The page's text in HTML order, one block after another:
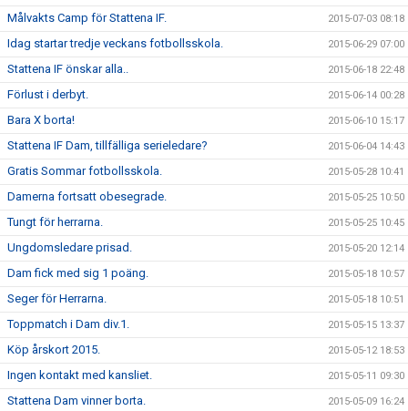
Målvakts Camp för Stattena IF. 2015-07-03 08:18
Idag startar tredje veckans fotbollsskola. 2015-06-29 07:00
Stattena IF önskar alla.. 2015-06-18 22:48
Förlust i derbyt. 2015-06-14 00:28
Bara X borta! 2015-06-10 15:17
Stattena IF Dam, tillfälliga serieledare? 2015-06-04 14:43
Gratis Sommar fotbollsskola. 2015-05-28 10:41
Damerna fortsatt obesegrade. 2015-05-25 10:50
Tungt för herrarna. 2015-05-25 10:45
Ungdomsledare prisad. 2015-05-20 12:14
Dam fick med sig 1 poäng. 2015-05-18 10:57
Seger för Herrarna. 2015-05-18 10:51
Toppmatch i Dam div.1. 2015-05-15 13:37
Köp årskort 2015. 2015-05-12 18:53
Ingen kontakt med kansliet. 2015-05-11 09:30
Stattena Dam vinner borta. 2015-05-09 16:24